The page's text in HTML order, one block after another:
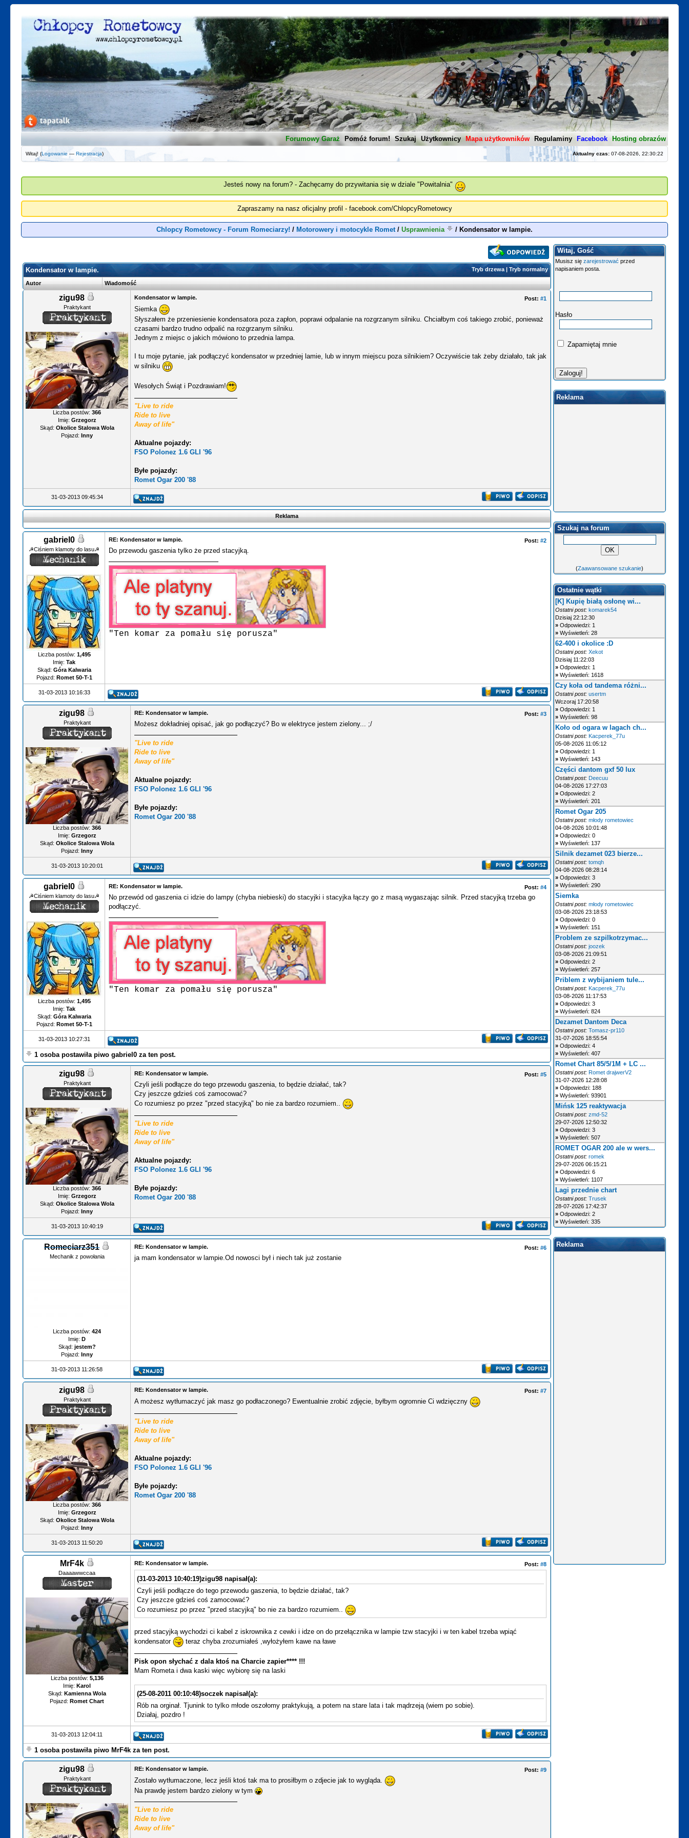
Forumowy Garaż Pomóż forum! Szukaj Użytkownicy Mapa użytkowników Regulaminy Facebook Hosting obrazów
Aktualny czas:07-08-2026, 22:30:22
Witaj! (Logowanie —Rejestracja)
Jesteś nowy na forum? - Zachęcamy do przywitania się w dziale "Powitalnia"
Zapraszamy na nasz oficjalny profil - facebook.com/ChlopcyRometowcy
Chlopcy Rometowcy - Forum Romeciarzy! / Motorowery i motocykle Romet/ Usprawnienia / Kondensator w lampie.
Tryb drzewa|Tryb normalny
Kondensator w lampie.
Autor Wiadomość
zigu98
Praktykant
Liczba postów:366
Imię: Grzegorz
Skąd: Okolice Stalowa Wola
Pojazd: Inny
Post:#1
Kondensator w lampie.
Siemka
Słyszałem że przeniesienie kondensatora poza zapłon, poprawi odpalanie na rozgrzanym silniku. Chciałbym coś takiego zrobić, ponieważ
czasami bardzo trudno odpalić na rozgrzanym silniku.
Jednym z miejsc o jakich mówiono to przednia lampa.
I tu moje pytanie, jak podłączyć kondensator w przedniej lamie, lub w innym miejscu poza silnikiem? Oczywiście tak żeby działało, tak jak
w silniku
Wesołych Świąt i Pozdrawiam!
"Live to ride
Ride to live
Away of life"
Aktualne pojazdy:
FSO Polonez 1.6 GLI '96
Byłe pojazdy:
Romet Ogar 200 '88
31-03-2013 09:45:34
Reklama
gabriel0
☭Ciśniem klamoty do lasu☭
Liczba postów: 1,495
Imię: Tak
Skąd: Góra Kalwaria
Pojazd: Romet 50-T-1
Post:#2
RE: Kondensator w lampie.
Do przewodu gaszenia tylko że przed stacyjką.
"Ten komar za pomału się porusza"
31-03-2013 10:16:33
zigu98
Praktykant
Liczba postów:366
Imię: Grzegorz
Skąd: Okolice Stalowa Wola
Pojazd: Inny
Post:#3
RE: Kondensator w lampie.
Możesz dokładniej opisać, jak go podłączyć? Bo w elektryce jestem zielony... ;/
"Live to ride
Ride to live
Away of life"
Aktualne pojazdy:
FSO Polonez 1.6 GLI '96
Byłe pojazdy:
Romet Ogar 200 '88
31-03-2013 10:20:01
gabriel0
☭Ciśniem klamoty do lasu☭
Liczba postów: 1,495
Imię: Tak
Skąd: Góra Kalwaria
Pojazd: Romet 50-T-1
Post:#4
RE: Kondensator w lampie.
No przewód od gaszenia ci idzie do lampy (chyba niebieski) do stacyjki i stacyjka łączy go z masą wygaszając silnik. Przed stacyjką trzeba go
podłączyć.
"Ten komar za pomału się porusza"
31-03-2013 10:27:31
1 osoba postawiła piwo gabriel0 za ten post.
zigu98
Praktykant
Liczba postów:366
Imię: Grzegorz
Skąd: Okolice Stalowa Wola
Pojazd: Inny
Post:#5
RE: Kondensator w lampie.
Czyli jeśli podłącze do tego przewodu gaszenia, to będzie działać, tak?
Czy jeszcze gdzieś coś zamocować?
Co rozumiesz po przez "przed stacyjką" bo nie za bardzo rozumiem..
"Live to ride
Ride to live
Away of life"
Aktualne pojazdy:
FSO Polonez 1.6 GLI '96
Byłe pojazdy:
Romet Ogar 200 '88
31-03-2013 10:40:19
Romeciarz351
Mechanik z powołania
Liczba postów:424
Imię: D
Skąd: jestem?
Pojazd: Inny
Post:#6
RE: Kondensator w lampie.
ja mam kondensator w lampie.Od nowosci był i niech tak już zostanie
31-03-2013 11:26:58
zigu98
Praktykant
Liczba postów:366
Imię: Grzegorz
Skąd: Okolice Stalowa Wola
Pojazd: Inny
Post:#7
RE: Kondensator w lampie.
A możesz wytłumaczyć jak masz go podłaczonego? Ewentualnie zrobić zdjęcie, byłbym ogromnie Ci wdzięczny
"Live to ride
Ride to live
Away of life"
Aktualne pojazdy:
FSO Polonez 1.6 GLI '96
Byłe pojazdy:
Romet Ogar 200 '88
31-03-2013 11:50:20
MrF4k
Daaaawwccaa
Liczba postów: 5,136
Imię: Karol
Skąd: Kamienna Wola
Pojazd: Romet Chart
Post:#8
RE: Kondensator w lampie.
(31-03-2013 10:40:19)zigu98 napisał(a):
Czyli jeśli podłącze do tego przewodu gaszenia, to będzie działać, tak?
Czy jeszcze gdzieś coś zamocować?
Co rozumiesz po przez "przed stacyjką" bo nie za bardzo rozumiem..
przed stacyjką wychodzi ci kabel z iskrownika z cewki i idze on do przełącznika w lampie tzw stacyjki i w ten kabel trzeba wpiąć
kondensator
teraz chyba zrozumiałeś ,wyłożyłem kawe na ławe
Pisk opon słychać z dala ktoś na Charcie zapier**** !!!
Mam Rometa i dwa kaski więc wybiorę się na laski
(25-08-2011 00:10:48)soczek napisał(a):
Rób na orginał. Tjunink to tylko młode oszołomy praktykują, a potem na stare lata i tak mądrzeją (wiem po sobie).
Działaj, pozdro !
31-03-2013 12:04:11
1 osoba postawiła piwo MrF4k za ten post.
zigu98
Praktykant
Post:#9
RE: Kondensator w lampie.
Zostało wytłumaczone, lecz jeśli ktoś tak ma to prosiłbym o zdjecie jak to wygląda.
Na prawdę jestem bardzo zielony w tym
"Live to ride
Ride to live
Away of life"
Witaj, Gość
Musisz sięzarejestrować przed
napisaniem posta.
Hasło
Zapamiętaj mnie
Reklama
Szukaj na forum
(Zaawansowane szukanie)
Ostatnie wątki
[K] Kupię białą osłonę wi...
Ostatni post: komarek54
Dzisiaj 22:12:30
»Odpowiedzi: 1
»Wyświetleń: 28
62-400 i okolice :D
Ostatni post: Xekot
Dzisiaj 11:22:03
»Odpowiedzi: 1
»Wyświetleń: 1618
Czy koła od tandema różni...
Ostatni post: usertm
Wczoraj 17:20:58
»Odpowiedzi: 1
»Wyświetleń: 98
Koło od ogara w lagach ch...
Ostatni post: Kacperek_77u
05-08-2026 11:05:12
»Odpowiedzi: 1
»Wyświetleń: 143
Części dantom gxf 50 lux
Ostatni post: Deecuu
04-08-2026 17:27:03
»Odpowiedzi: 2
»Wyświetleń: 201
Romet Ogar 205
Ostatni post: młody rometowiec
04-08-2026 10:01:48
»Odpowiedzi: 0
»Wyświetleń: 137
Silnik dezamet 023 bierze...
Ostatni post: tomqh
04-08-2026 08:28:14
»Odpowiedzi: 3
»Wyświetleń: 290
Siemka
Ostatni post: młody rometowiec
03-08-2026 23:18:53
»Odpowiedzi: 0
»Wyświetleń: 151
Problem ze szpilkotrzymac...
Ostatni post: joozek
03-08-2026 21:09:51
»Odpowiedzi: 2
»Wyświetleń: 257
Priblem z wybijaniem tule...
Ostatni post: Kacperek_77u
03-08-2026 11:17:53
»Odpowiedzi: 3
»Wyświetleń: 824
Dezamet Dantom Deca
Ostatni post: Tomasz-pr110
31-07-2026 18:55:54
»Odpowiedzi: 4
»Wyświetleń: 407
Romet Chart 85/5/1M + LC ...
Ostatni post: Romet drajwerV2
31-07-2026 12:28:08
»Odpowiedzi: 188
»Wyświetleń: 93901
Mińsk 125 reaktywacja
Ostatni post: zmd-52
29-07-2026 12:50:32
»Odpowiedzi: 3
»Wyświetleń: 507
ROMET OGAR 200 ale w wers...
Ostatni post: romek
29-07-2026 06:15:21
»Odpowiedzi: 6
»Wyświetleń: 1107
Lagi przednie chart
Ostatni post: Trusek
28-07-2026 17:42:37
»Odpowiedzi: 2
»Wyświetleń: 335
Reklama